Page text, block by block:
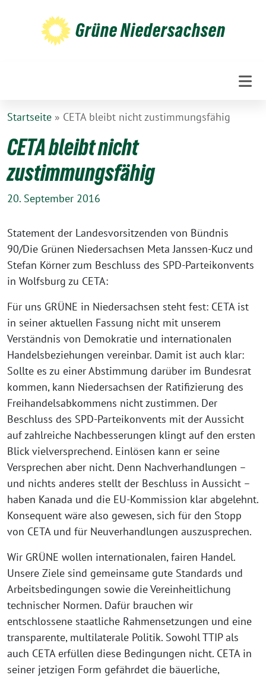
Grüne Niedersachsen
Startseite » CETA bleibt nicht zustimmungsfähig
CETA bleibt nicht
zustimmungsfähig
20. September 2016
Statement der Landesvorsitzenden von Bündnis
90/Die Grünen Niedersachsen Meta Janssen-Kucz und
Stefan Körner zum Beschluss des SPD-Parteikonvents
in Wolfsburg zu CETA:
Für uns GRÜNE in Niedersachsen steht fest: CETA ist
in seiner aktuellen Fassung nicht mit unserem
Verständnis von Demokratie und internationalen
Handelsbeziehungen vereinbar. Damit ist auch klar:
Sollte es zu einer Abstimmung darüber im Bundesrat
kommen, kann Niedersachsen der Ratifizierung des
Freihandelsabkommens nicht zustimmen. Der
Beschluss des SPD-Parteikonvents mit der Aussicht
auf zahlreiche Nachbesserungen klingt auf den ersten
Blick vielversprechend. Einlösen kann er seine
Versprechen aber nicht. Denn Nachverhandlungen –
und nichts anderes stellt der Beschluss in Aussicht –
haben Kanada und die EU-Kommission klar abgelehnt.
Konsequent wäre also gewesen, sich für den Stopp
von CETA und für Neuverhandlungen auszusprechen.
Wir GRÜNE wollen internationalen, fairen Handel.
Unsere Ziele sind gemeinsame gute Standards und
Arbeitsbedingungen sowie die Vereinheitlichung
technischer Normen. Dafür brauchen wir
entschlossene staatliche Rahmensetzungen und eine
transparente, multilaterale Politik. Sowohl TTIP als
auch CETA erfüllen diese Bedingungen nicht. CETA in
seiner jetzigen Form gefährdet die bäuerliche,